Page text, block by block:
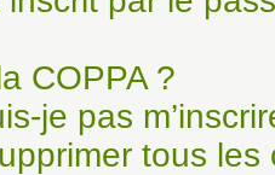
COPPA ?
je pas
tous